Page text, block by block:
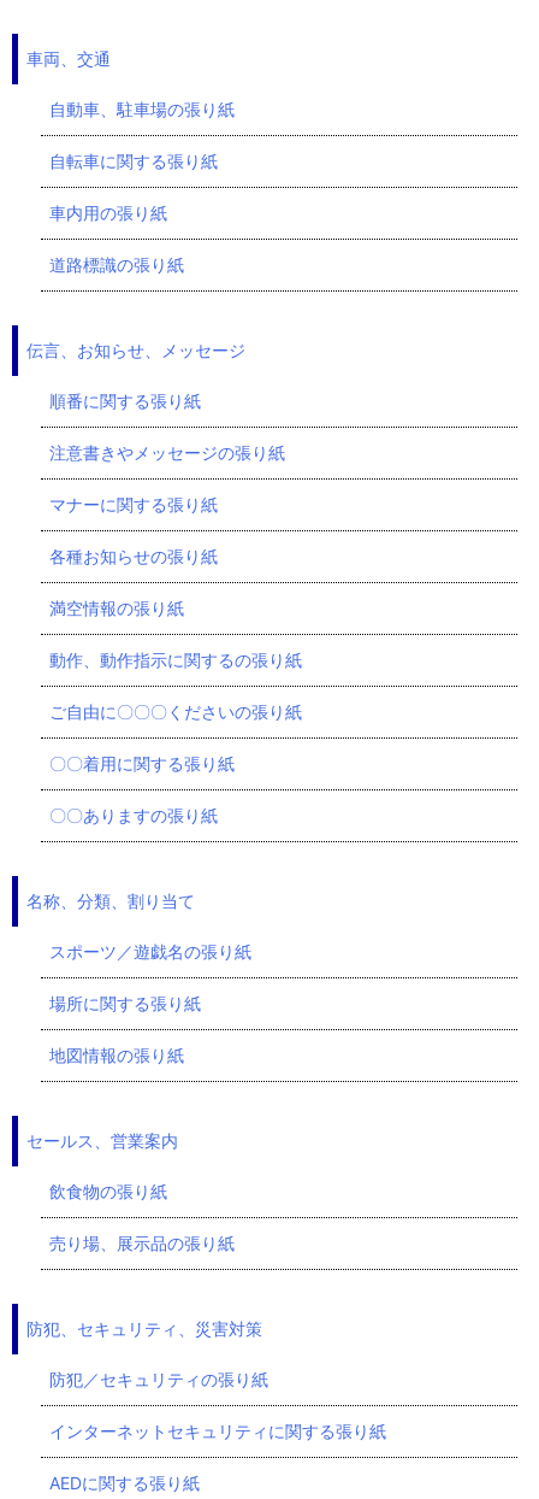
車両、交通
自動車、駐車場の張り紙
自転車に関する張り紙
車内用の張り紙
道路標識の張り紙
伝言、お知らせ、メッセージ
順番に関する張り紙
注意書きやメッセージの張り紙
マナーに関する張り紙
各種お知らせの張り紙
満空情報の張り紙
動作、動作指示に関するの張り紙
ご自由に〇〇〇くださいの張り紙
〇〇着用に関する張り紙
〇〇ありますの張り紙
名称、分類、割り当て
スポーツ／遊戯名の張り紙
場所に関する張り紙
地図情報の張り紙
セールス、営業案内
飲食物の張り紙
売り場、展示品の張り紙
防犯、セキュリティ、災害対策
防犯／セキュリティの張り紙
インターネットセキュリティに関する張り紙
AEDに関する張り紙